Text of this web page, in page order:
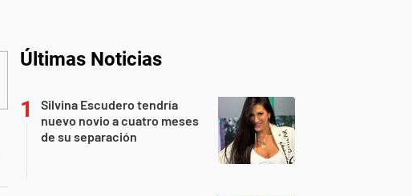
Últimas Noticias
Silvina Escudero tendría
nuevo novio a cuatro meses
de su separación